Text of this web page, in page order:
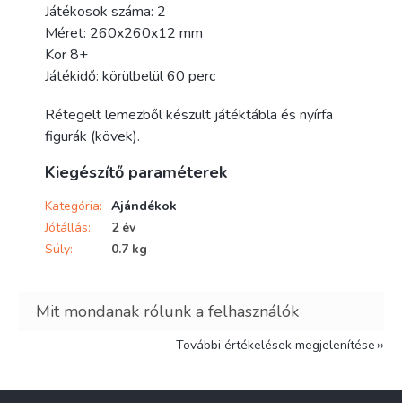
Játékosok száma: 2
Méret: 260x260x12 mm
Kor 8+
Játékidő: körülbelül 60 perc
Rétegelt lemezből készült játéktábla és nyírfa
figurák (kövek).
Kiegészítő paraméterek
Kategória: Ajándékok
Jótállás:
2 év
Súly: 0.7 kg
További értékelések megjelenítése